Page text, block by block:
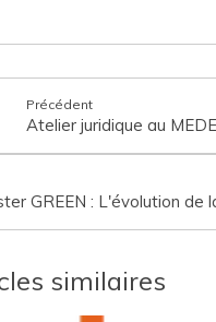
Précédent
similaires